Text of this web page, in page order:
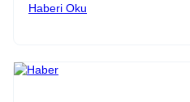
Haberi Oku